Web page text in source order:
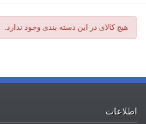
هیچ کالای در این دسته بندی وجود ندارد.
اطلاعات